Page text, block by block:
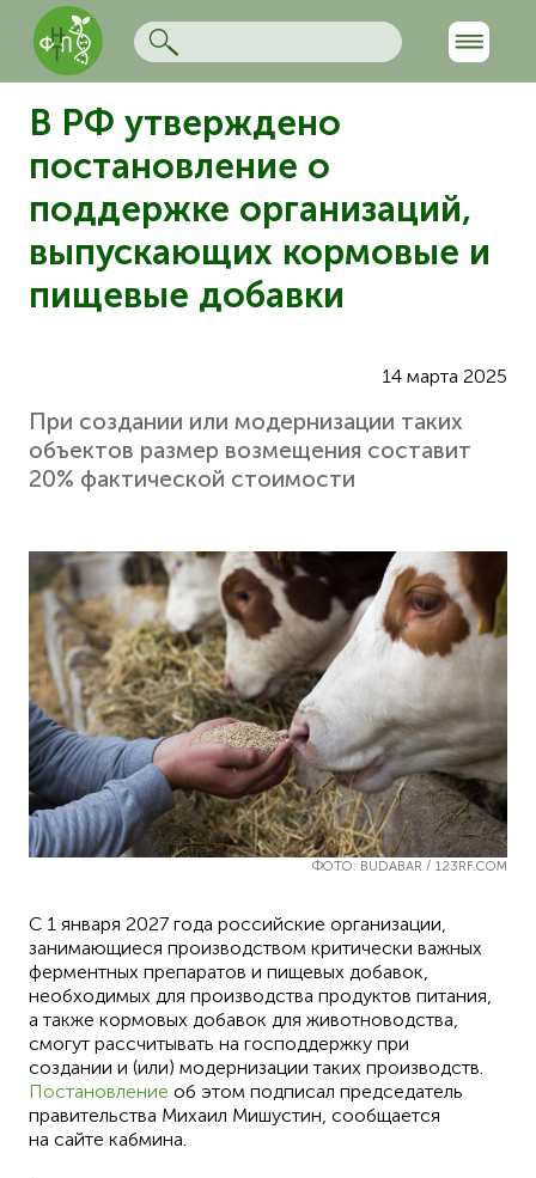
В РФ утверждено
постановление о
поддержке организаций,
выпускающих кормовые и
пищевые добавки
14 марта 2025
При создании или модернизации таких
объектов размер возмещения составит
20% фактической стоимости
ФОТО: BUDABAR / 123RF.COM
С 1 января 2027 года российские организации,
занимающиеся производством критически важных
ферментных препаратов и пищевых добавок,
необходимых для производства продуктов питания,
а также кормовых добавок для животноводства,
смогут рассчитывать на господдержку при
создании и (или) модернизации таких производств.
Постановление об этом подписал председатель
правительства Михаил Мишустин, сообщается
на сайте кабмина.